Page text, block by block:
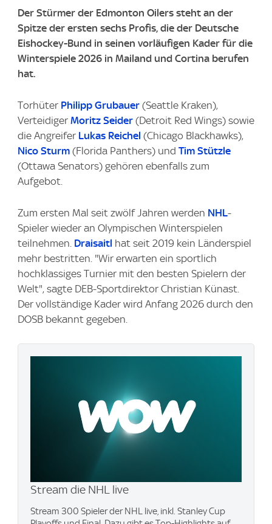
Der Stürmer der Edmonton Oilers steht an der
Spitze der ersten sechs Profis, die der Deutsche
Eishockey-Bund in seinen vorläufigen Kader für die
Winterspiele 2026 in Mailand und Cortina berufen
hat.
Torhüter Philipp Grubauer (Seattle Kraken),
Verteidiger Moritz Seider (Detroit Red Wings) sowie
die Angreifer Lukas Reichel (Chicago Blackhawks),
Nico Sturm (Florida Panthers) und Tim Stützle
(Ottawa Senators) gehören ebenfalls zum
Aufgebot.
Zum ersten Mal seit zwölf Jahren werden NHL-
Spieler wieder an Olympischen Winterspielen
teilnehmen. Draisaitl hat seit 2019 kein Länderspiel
mehr bestritten. "Wir erwarten ein sportlich
hochklassiges Turnier mit den besten Spielern der
Welt", sagte DEB-Sportdirektor Christian Künast.
Der vollständige Kader wird Anfang 2026 durch den
DOSB bekannt gegeben.
Stream die NHL live
Stream 300 Spieler der NHL live, inkl. Stanley Cup